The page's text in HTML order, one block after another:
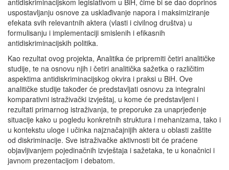
antidiskriminacijskom legislativom u BiH, čime bi se dao doprinos
uspostavljanju osnove za usklađivanje napora i maksimiziranje
efekata svih relevantnih aktera (vlasti i civilnog društva) u
formulisanju i implementaciji smislenih i efikasnih
antidiskriminacijskih politika.
Kao rezultat ovog projekta, Analitika će pripremiti četiri analitičke
studije, te na osnovu njih i četiri analitička sažetka o različitim
aspektima antidiskriminacijskog okvira i praksi u BiH. Ove
analitičke studije također će predstavljati osnovu za integralni
komparativni istraživački izvještaj, u kome će predstavljeni i
rezultati primarnog istraživanja, te preporuke za unaprjeđenje
situacije kako u pogledu konkretnih struktura i mehanizama, tako i
u kontekstu uloge i učinka najznačajnijih aktera u oblasti zaštite
od diskriminacije. Sve istraživačke aktivnosti bit će praćene
objavljivanjem pojedinačnih izvještaja i sažetaka, te u konačnici i
javnom prezentacijom i debatom.